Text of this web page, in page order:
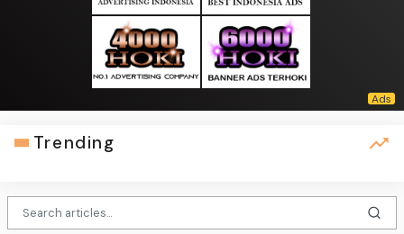
Trending